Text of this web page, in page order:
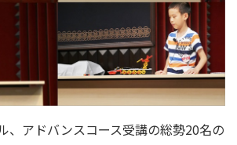
、アドバンスコース受講の総勢20名の